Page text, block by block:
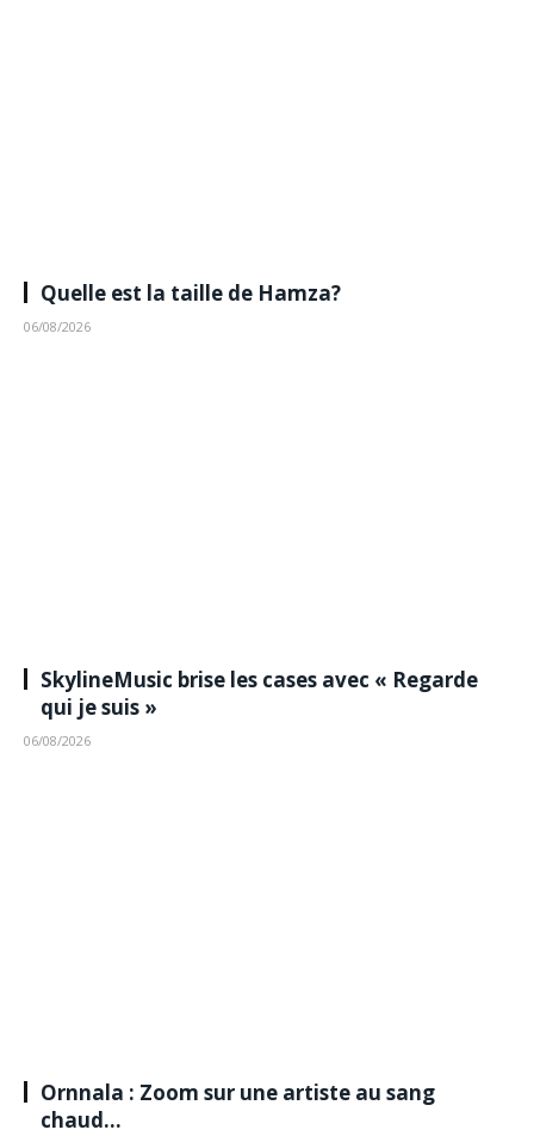
Quelle est la taille de Hamza?
06/08/2026
SkylineMusic brise les cases avec « Regarde
qui je suis »
06/08/2026
Ornnala : Zoom sur une artiste au sang
chaud…